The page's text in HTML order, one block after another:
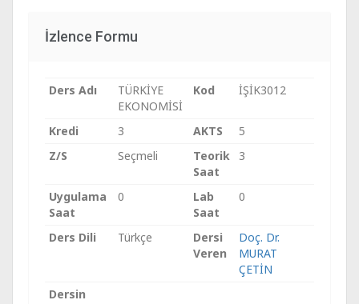
İzlence Formu
Ders Adı
TÜRKİYE
EKONOMİSİ
Kod İŞİK3012
Kredi 3 AKTS
5
Z/S
Seçmeli
Teorik
Saat
3
Uygulama
Saat
0
Lab
Saat
0
Ders Dili Türkçe
Dersi
Veren
Doç. Dr.
MURAT
ÇETİN
Dersin